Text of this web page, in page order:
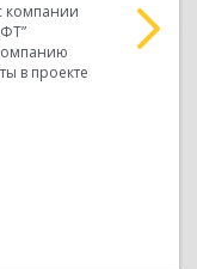
компании
в проекте